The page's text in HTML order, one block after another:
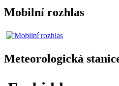
Mobilní rozhlas
Meteorologická